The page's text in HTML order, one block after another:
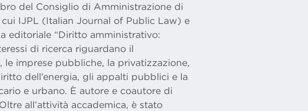
del Consiglio di Amministrazione di
IJPL (Italian Journal of Public Law) e
editoriale “Diritto amministrativo:
di ricerca riguardano il
imprese pubbliche, la privatizzazione,
dell’energia, gli appalti pubblici e la
e urbano. È autore e coautore di
all’attività accademica, è stato